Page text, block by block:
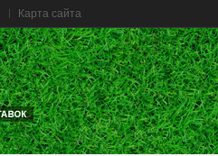
Карта сайта